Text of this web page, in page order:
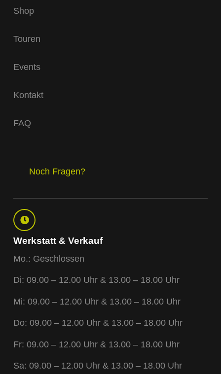
Shop
Touren
Events
Kontakt
FAQ
Noch Fragen?
Werkstatt & Verkauf
Mo.: Geschlossen
Di: 09.00 – 12.00 Uhr & 13.00 – 18.00 Uhr
Mi: 09.00 – 12.00 Uhr & 13.00 – 18.00 Uhr
Do: 09.00 – 12.00 Uhr & 13.00 – 18.00 Uhr
Fr: 09.00 – 12.00 Uhr & 13.00 – 18.00 Uhr
Sa: 09.00 – 12.00 Uhr & 13.00 – 18.00 Uhr